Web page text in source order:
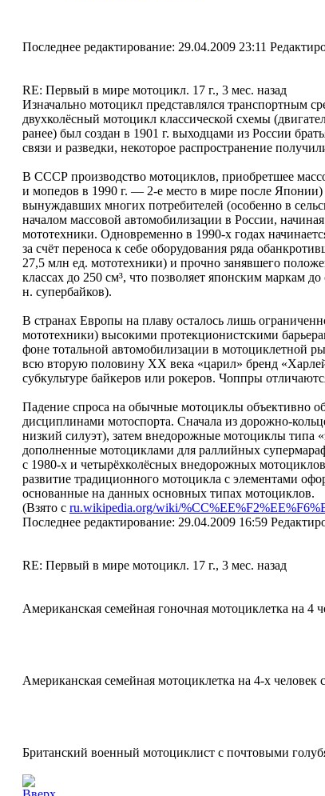
Последнее редактирование: 29.04.2009 23:11
RE: Первый в мире мотоцикл. 17 г., 3 мес. назад
Изначально мотоцикл представлялся транспортным
двухколёсный мотоцикл классической схемы
ранее) был создан в 1901 г. выходцами из России
связи и разведки, некоторое распространение
В СССР производство мотоциклов, приобретшее
и мопедов в 1990 г. — 2-е место в мире после Японии)
вынуждавших многих потребителей (особенно в
началом массовой автомобилизации в России,
мототехники. Одновременно в 1990-х годах
за счёт переноса к себе оборудования ряда
27,5 млн ед. мототехники) и прочно занявшего
классах до 250 см³, что позволяет японским маркам
н. супербайков).
В странах Европы на плаву осталось лишь
мототехники) высокими протекционистскими
фоне тотальной автомобилизации в мотоциклетной
всю вторую половину ХХ века «царил» бренд
субкультуре байкеров или рокеров. Чоппры
Падение спроса на обычные мотоциклы объективно
дисциплинами мотоспорта. Сначала из дорожно-
низкий силуэт), затем внедорожные мотоциклы типа
дополненные мотоциклами для раллийных
с 1980-х и четырёхколёсных внедорожных
развитие традиционного мотоцикла с элементами
основанные на данных основных типах мотоциклов.
(Взято с ru.wikipedia.org/wiki/
Последнее редактирование: 29.04.2009 16:59
RE: Первый в мире мотоцикл. 17 г., 3 мес. назад
Американская семейная гоночная мотоциклетка на 4
Американская семейная мотоциклетка на 4-х человек
Британский военный мотоциклист с почтовыми